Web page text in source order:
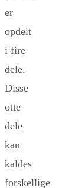
er
opdelt
i fire
dele.
Disse
otte
dele
kan
kaldes
forskellige